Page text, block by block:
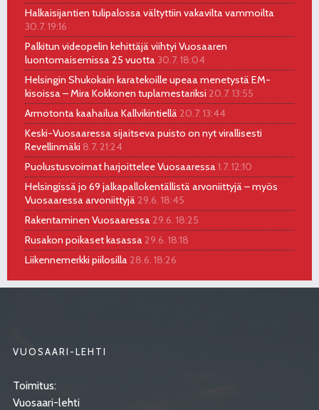
Halkaisijantien tulipalossa vältyttiin vakavilta vammoilta
30.7. 19:16
Palkitun videopelin kehittäjä viihtyi Vuosaaren
luontomaisemissa 25 vuotta30.7. 18:04
Helsingin Shukokain karatekoille upeaa menetystä EM-
kisoissa – Mira Kokkonen tuplamestariksi 20.7. 13:55
Armotonta kaahailua Kallvikintiellä20.7. 13:44
Keski-Vuosaaressa sijaitseva puisto on nyt virallisesti
Revellinmäki 8.7. 21:24
Puolustusvoimat harjoittelee Vuosaaressa1.7. 12:10
Helsingissä jo 69 jalkapallokentällistä arvoniittyjä – myös
Vuosaaressa arvoniittyjä29.6. 18:45
Rakentaminen Vuosaaressa29.6. 18:25
Rusakon poikaset kasassa29.6. 18:18
Liikennemerkki piilosilla28.6. 18:26
VUOSAARI-LEHTI
Toimitus:
Vuosaari-lehti